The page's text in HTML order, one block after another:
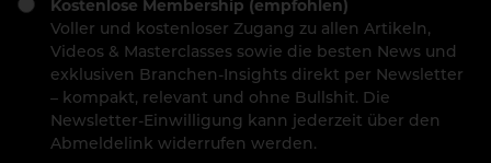
Kostenlose Membership (empfohlen)
Voller und kostenloser Zugang zu allen Artikeln,
Videos & Masterclasses sowie die besten News und
exklusiven Branchen-Insights direkt per Newsletter
– kompakt, relevant und ohne Bullshit. Die
Newsletter-Einwilligung kann jederzeit über den
Abmeldelink widerrufen werden.